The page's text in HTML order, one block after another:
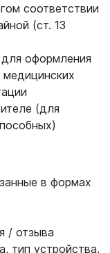
соответствии
(ст. 13
оформления
(для
в формах
/ отзыва
тип устройства,